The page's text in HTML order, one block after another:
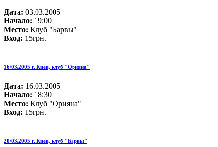
Дата: 03.03.2005
Начало: 19:00
Место: Клуб "Барвы"
Вход: 15грн.
16/03/2005 г. Киев, клуб "Орияна"
Дата: 16.03.2005
Начало: 18:30
Место: Клуб "Орияна"
Вход: 15грн.
20/03/2005 г. Киев, клуб "Барвы"